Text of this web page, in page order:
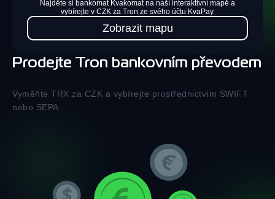
Prodejte Tron bankovním převodem
Vyměňte TRX za CZK a vybírejte prostřednictvím SWIFT
nebo SEPA.
Najděte si bankomat Kvakomat na naší interaktivní mapě a
vybírejte v CZK za Tron ze svého účtu KvaPay.
Zobrazit mapu